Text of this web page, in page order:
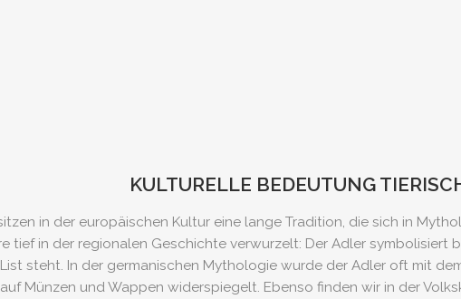
KULTURELLE BEDEUTUNG
in der europäischen Kultur eine lange Tradition, die sich in
tief in der regionalen Geschichte verwurzelt: Der Adler symbolisiert
steht. In der germanischen Mythologie wurde der Adler oft mit
Münzen und Wappen widerspiegelt. Ebenso finden wir in der